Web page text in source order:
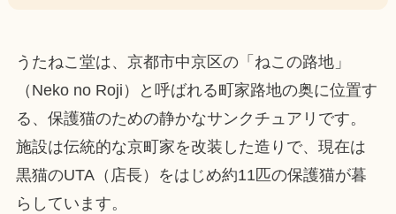
うたねこ堂は、京都市中京区の「ねこの路地」
（Neko no Roji）と呼ばれる町家路地の奥に位置す
る、保護猫のための静かなサンクチュアリです。
施設は伝統的な京町家を改装した造りで、現在は
黒猫のUTA（店長）をはじめ約11匹の保護猫が暮
らしています。